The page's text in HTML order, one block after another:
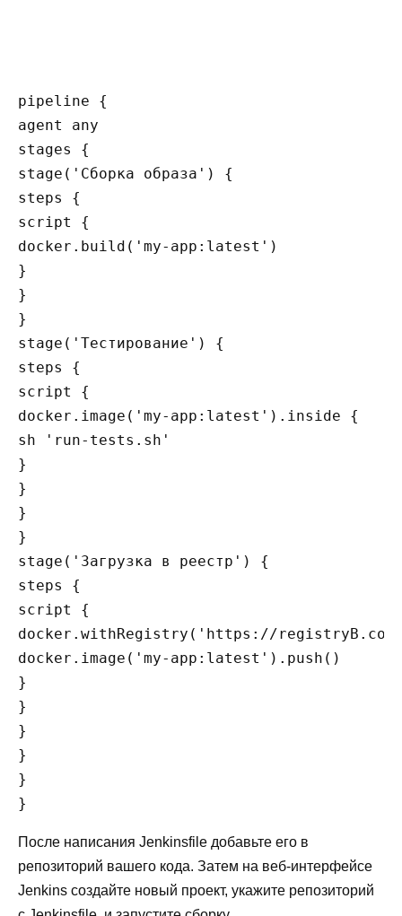
pipeline {
agent any
stages {
stage('Сборка образа') {
steps {
script {
docker.build('my-app:latest')
}
}
}
stage('Тестирование') {
steps {
script {
docker.image('my-app:latest').inside {
sh 'run-tests.sh'
}
}
}
}
stage('Загрузка в реестр') {
steps {
script {
docker.withRegistry('https://
docker.image('my-app:latest').push()
}
}
}
}
}
После написания Jenkinsfile добавьте его в
репозиторий вашего кода. Затем на веб-интерфейсе
Jenkins создайте новый проект, укажите репозиторий